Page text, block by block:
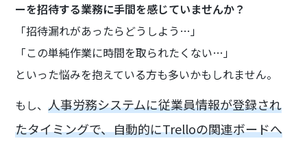
ーを招待する業務に手間を感じていませんか？
「招待漏れがあったらどうしよう…」
「この単純作業に時間を取られたくない…」
といった悩みを抱えている方も多いかもしれません。
もし、人事労務システムに従業員情報が登録され
たタイミングで、自動的にTrelloの関連ボードへ